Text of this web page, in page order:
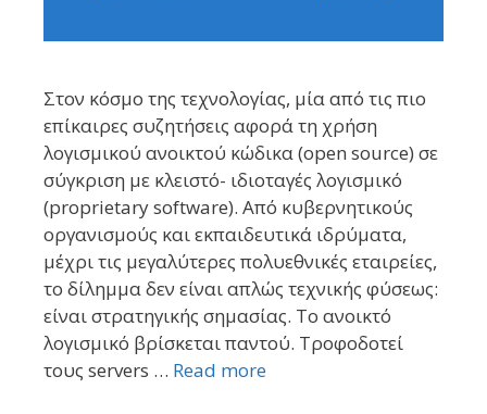
Στον κόσμο της τεχνολογίας, μία από τις πιο
επίκαιρες συζητήσεις αφορά τη χρήση
λογισμικού ανοικτού κώδικα (open source) σε
σύγκριση με κλειστό- ιδιοταγές λογισμικό
(proprietary software). Από κυβερνητικούς
οργανισμούς και εκπαιδευτικά ιδρύματα,
μέχρι τις μεγαλύτερες πολυεθνικές εταιρείες,
το δίλημμα δεν είναι απλώς τεχνικής φύσεως:
είναι στρατηγικής σημασίας. Το ανοικτό
λογισμικό βρίσκεται παντού. Τροφοδοτεί
τους servers … Read more